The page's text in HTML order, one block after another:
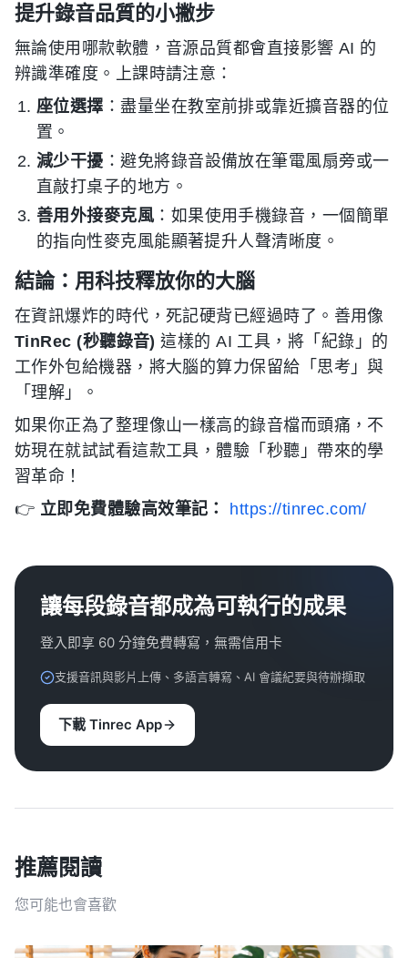
提升錄音品質的小撇步
無論使用哪款軟體，音源品質都會直接影響 AI 的
辨識準確度。上課時請注意：
座位選擇 ：盡量坐在教室前排或靠近擴音器的位
置。
減少干擾 ：避免將錄音設備放在筆電風扇旁或一
直敲打桌子的地方。
善用外接麥克風 ：如果使用手機錄音，一個簡單
的指向性麥克風能顯著提升人聲清晰度。
結論：用科技釋放你的大腦
在資訊爆炸的時代，死記硬背已經過時了。善用像
TinRec (秒聽錄音) 這樣的 AI 工具，將「紀錄」的
工作外包給機器，將大腦的算力保留給「思考」與
「理解」。
如果你正為了整理像山一樣高的錄音檔而頭痛，不
妨現在就試試看這款工具，體驗「秒聽」帶來的學
習革命！
👉 立即免費體驗高效筆記： https://tinrec.com/
讓每段錄音都成為可執行的成果
登入即享 60 分鐘免費轉寫，無需信用卡
支援音訊與影片上傳、多語言轉寫、AI 會議紀要與待辦擷取
下載 Tinrec App
推薦閱讀
您可能也會喜歡